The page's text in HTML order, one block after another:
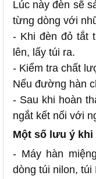
Lúc này đèn sẽ
từng dòng với
- Khi đèn đỏ tắt
lên, lấy túi ra.
- Kiểm tra chất
Nếu đường hàn
- Sau khi hoàn
ngắt kết nối với
Một số lưu ý
- Máy hàn
dòng túi nilon, túi